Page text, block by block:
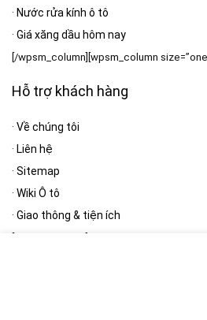
· Nước rửa kính ô tô
· Giá xăng dầu hôm nay
[/wpsm_column][wpsm_column
Hỗ trợ khách hàng
· Về chúng tôi
· Liên hệ
· Sitemap
· Wiki Ô tô
· Giao thông & tiện ích